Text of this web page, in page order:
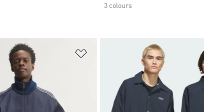
3 colours
Føj til ønskeliste